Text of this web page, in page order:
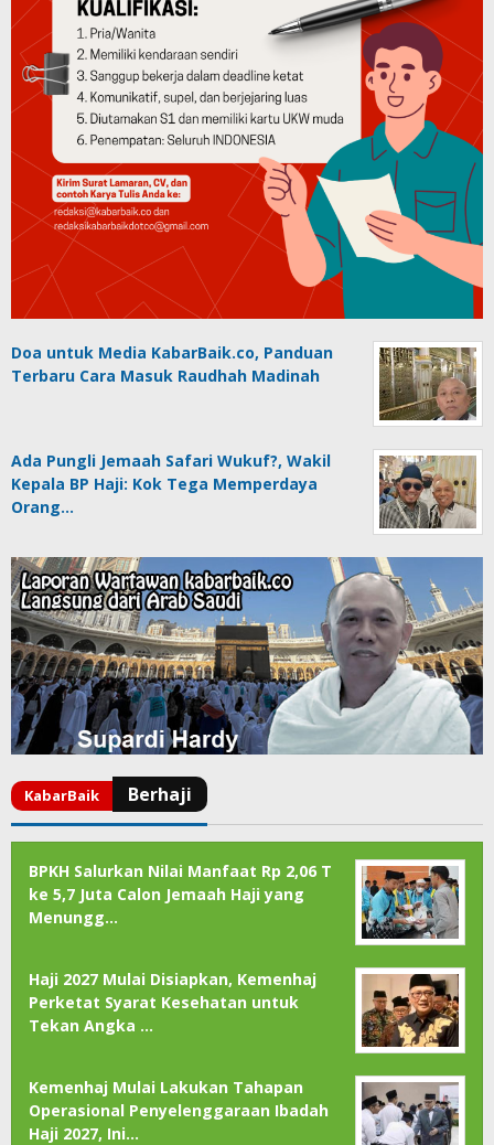
Doa untuk Media KabarBaik.co, Panduan
Terbaru Cara Masuk Raudhah Madinah
Ada Pungli Jemaah Safari Wukuf?, Wakil
Kepala BP Haji: Kok Tega Memperdaya
Orang…
BPKH Salurkan Nilai Manfaat Rp 2,06 T
ke 5,7 Juta Calon Jemaah Haji yang
Menungg…
Haji 2027 Mulai Disiapkan, Kemenhaj
Perketat Syarat Kesehatan untuk
Tekan Angka …
Kemenhaj Mulai Lakukan Tahapan
Operasional Penyelenggaraan Ibadah
Haji 2027, Ini…